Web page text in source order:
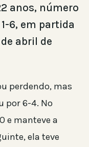
anos, número
6, em partida
abril de
perdendo, mas
por 6-4. No
e manteve a
ela teve